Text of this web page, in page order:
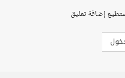
إضافة تعليق